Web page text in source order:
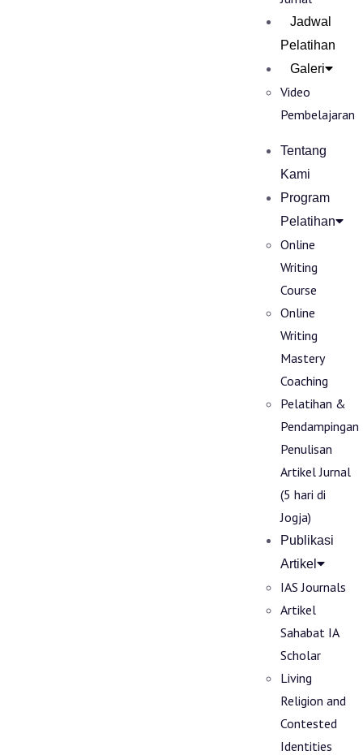
Jadwal
Pelatihan
Galeri
Video
Pembelajaran
Tentang
Kami
Program
Pelatihan
Online
Writing
Course
Online
Writing
Mastery
Coaching
Pelatihan &
Pendampingan
Penulisan
Artikel Jurnal
(5 hari di
Jogja)
Publikasi
Artikel
IAS Journals
Artikel
Sahabat IA
Scholar
Living
Religion and
Contested
Identities